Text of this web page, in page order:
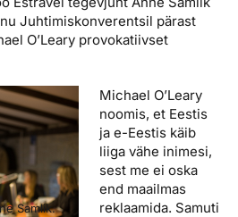
teenus, tule
teenus
Juhtimiskonverentsil pärast
O’Leary provokatiivset
Samlik.
Michael O’Leary
noomis, et Eestis
ja e-Eestis käib
liiga vähe inimesi,
sest me ei oska
end maailmas
reklaamida. Samuti